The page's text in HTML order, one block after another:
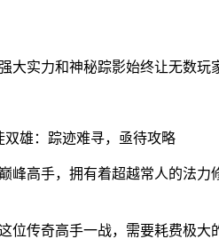
实力和神秘踪影始终让无数玩
高手，拥有着超越常人的法
传奇高手一战，需要耗费极大